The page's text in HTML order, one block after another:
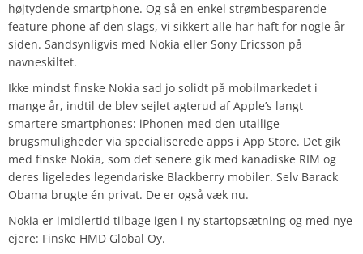
højtydende smartphone. Og så en enkel strømbesparende
feature phone af den slags, vi sikkert alle har haft for nogle år
siden. Sandsynligvis med Nokia eller Sony Ericsson på
navneskiltet.
Ikke mindst finske Nokia sad jo solidt på mobilmarkedet i
mange år, indtil de blev sejlet agterud af Apple’s langt
smartere smartphones: iPhonen med den utallige
brugsmuligheder via specialiserede apps i App Store. Det gik
med finske Nokia, som det senere gik med kanadiske RIM og
deres ligeledes legendariske Blackberry mobiler. Selv Barack
Obama brugte én privat. De er også væk nu.
Nokia er imidlertid tilbage igen i ny startopsætning og med nye
ejere: Finske HMD Global Oy.